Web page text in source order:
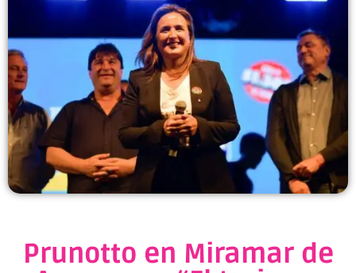
Prunotto en Miramar de